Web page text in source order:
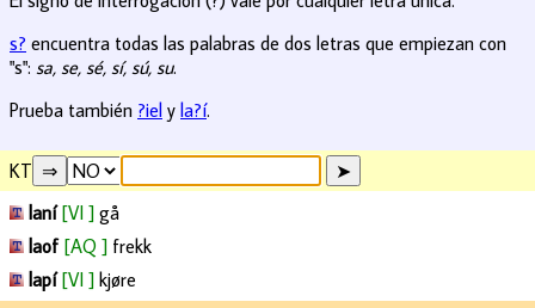
s? encuentra todas las palabras de dos letras que empiezan con
"s": sa, se, sé, sí, sú, su.
Prueba también ?iel y la?í.
KT
laní [VI ] gå
laof [AQ ] frekk
lapí [VI ] kjøre